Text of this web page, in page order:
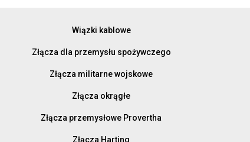
Wiązki kablowe
Złącza dla przemysłu spożywczego
Złącza militarne wojskowe
Złącza okrągłe
Złącza przemysłowe Provertha
Złącza Harting